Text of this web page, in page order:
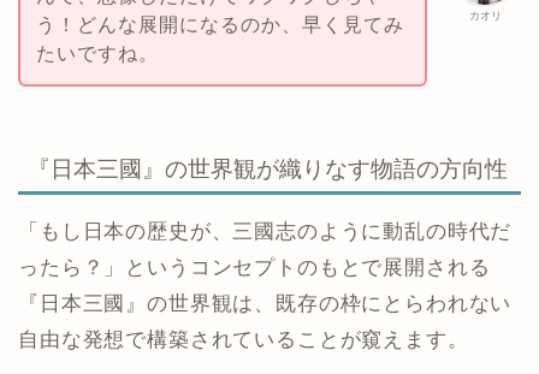
カオリ
う！どんな展開になるのか、早く見てみ
たいですね。
『日本三國』の世界観が織りなす物語の方向性
「もし日本の歴史が、三國志のように動乱の時代だ
ったら？」というコンセプトのもとで展開される
『日本三國』の世界観は、既存の枠にとらわれない
自由な発想で構築されていることが窺えます。